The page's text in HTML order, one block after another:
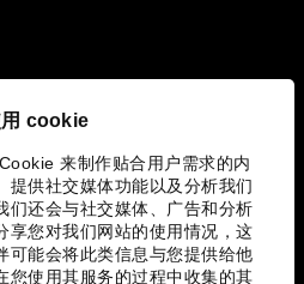
cookie
来制作贴合用户需求的内
提供社交媒体功能以及分析我们
们还会与社交媒体、广告和分析
享您对我们网站的使用情况，这
可能会将此类信息与您提供给他
您使用其服务的过程中收集的其